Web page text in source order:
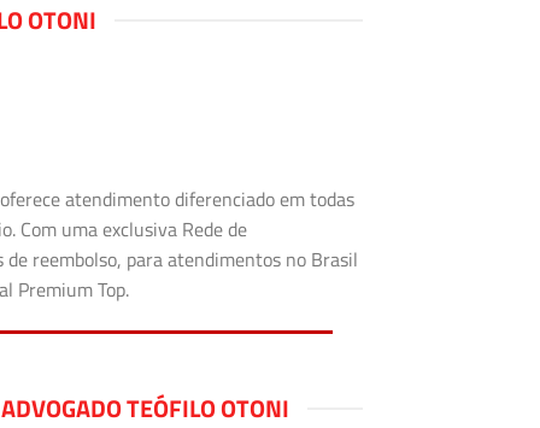
OTONI
atendimento diferenciado em todas
Com uma exclusiva Rede de
de reembolso, para atendimentos no Brasil
Premium Top.
TEÓFILO OTONI